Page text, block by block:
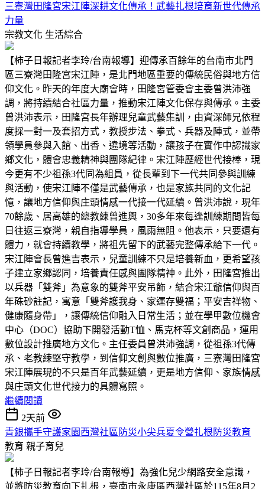
三寮灣田隆宮宋江陣深耕文化傳承！武藝扎根培育新世代傳承
力量
宗教文化 生活綜合
【柿子日報記者李玲/台南報導】迎傳承百餘年的台南市北門
區三寮灣田隆宮宋江陣，是北門地區重要的傳統民俗與地方信
仰文化。昨天的年度大廟會時，田隆宮管委會主委曾洪沛強
調，將持續結合社區力量，推動宋江陣文化保存與傳承。主委
曾洪沛表示，田隆宮長年辦理兒童武藝集訓，由資深師兄依程
度採一對一及套招方式，教授步法、拳式、兵器及陣式，並帶
領學員參與入館、出香、遶境等活動，讓孩子在實作中認識家
鄉文化，體會忠義精神與團隊紀律。宋江陣歷經世代接棒，現
今更有不少祖孫3代同為組員，從長輩到下一代共同參與訓練
與活動，使宋江陣不僅是武藝傳承，也是家族共同的文化記
憶，讓地方信仰與庄頭情感一代接一代延續。曾洪沛說，現年
70餘歲、居高雄的總教練曾進興，30多年來每逢訓練期間皆每
日往返三寮灣，親自指導學員，風雨無阻。他表示，只要還有
體力，就會持續教學，將祖先留下的武藝完整傳承給下一代。
宋江陣會長曾進吉表示，兒童訓練不只是培養新血，更希望孩
子建立家鄉認同，培養責任感與團隊精神。此外，田隆宮推出
以兵器「雙斧」為意象的雙斧平安吊飾，結合宋江爺信仰與百
年硃砂註記，寓意「雙斧護我身、家運存雙福；平安吉祥物、
健康隨身帶」，讓傳統信仰融入日常生活；並在學甲數位機會
中心（DOC）協助下開發活動T恤、馬克杯等文創商品，運用
數位設計推廣地方文化。主任委員曾洪沛強調，從祖孫3代傳
承、老教練堅守教學，到信仰文創與數位推廣，三寮灣田隆宮
宋江陣展現的不只是百年武藝延續，更是地方信仰、家族情感
與庄頭文化世代接力的具體寫照。
繼續閱讀
2天前
青銀攜手守護家園西灣社區防災小尖兵夏令營扎根防災教育
教育 親子育兒
【柿子日報記者李玲/台南報導】為強化兒少網路安全意識，
並將防災教育向下扎根，臺南市永康區西灣社區於115年8月2